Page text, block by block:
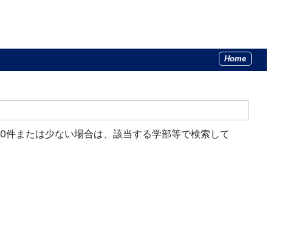
Home
または少ない場合は、該当する学部等で検索して